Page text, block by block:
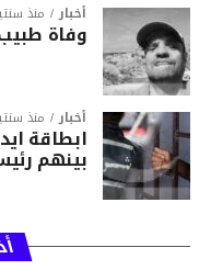
أخبار منذ
وفاة
أخبار منذ
بينهم